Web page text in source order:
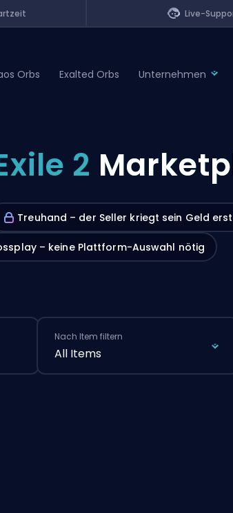
Live-
Orbs Exalted Orbs Unternehmen
2
Treuhand – der Seller kriegt sein Geld
– keine Plattform-Auswahl nötig
Nach Item filtern
All Items